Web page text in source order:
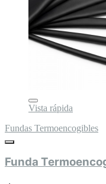
Vista rápida
Fundas Termoencogibles
Funda